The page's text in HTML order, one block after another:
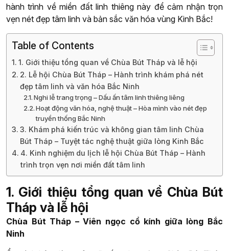
hành trình về miền đất linh thiêng này để cảm nhận trọn
vẹn nét đẹp tâm linh và bản sắc văn hóa vùng Kinh Bắc!
Table of Contents
1. Giới thiệu tổng quan về Chùa Bút Tháp và lễ hội
2. Lễ hội Chùa Bút Tháp – Hành trình khám phá nét
đẹp tâm linh và văn hóa Bắc Ninh
Nghi lễ trang trọng – Dấu ấn tâm linh thiêng liêng
Hoạt động văn hóa, nghệ thuật – Hòa mình vào nét đẹp
truyền thống Bắc Ninh
3. Khám phá kiến trúc và không gian tâm linh Chùa
Bút Tháp – Tuyệt tác nghệ thuật giữa lòng Kinh Bắc
4. Kinh nghiệm du lịch lễ hội Chùa Bút Tháp – Hành
trình trọn vẹn nơi miền đất tâm linh
1. Giới thiệu tổng quan về Chùa Bút
Tháp và lễ hội
Chùa Bút Tháp – Viên ngọc cổ kính giữa lòng Bắc
Ninh